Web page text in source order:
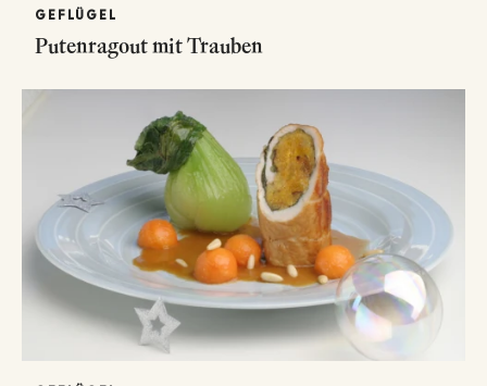
GEFLÜGEL
Putenragout mit Trauben